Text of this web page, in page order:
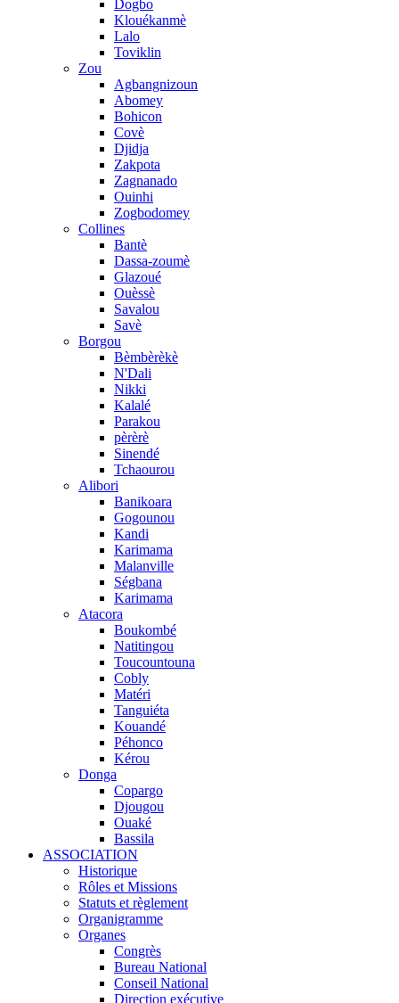
Dogbo
Klouékanmè
Lalo
Toviklin
Zou
Agbangnizoun
Abomey
Bohicon
Covè
Djidja
Zakpota
Zagnanado
Ouinhi
Zogbodomey
Collines
Bantè
Dassa-zoumè
Glazoué
Ouèssè
Savalou
Savè
Borgou
Bèmbèrèkè
N'Dali
Nikki
Kalalé
Parakou
pèrèrè
Sinendé
Tchaourou
Alibori
Banikoara
Gogounou
Kandi
Karimama
Malanville
Ségbana
Karimama
Atacora
Boukombé
Natitingou
Toucountouna
Cobly
Matéri
Tanguiéta
Kouandé
Péhonco
Kérou
Donga
Copargo
Djougou
Ouaké
Bassila
ASSOCIATION
Historique
Rôles et Missions
Statuts et règlement
Organigramme
Organes
Congrès
Bureau National
Conseil National
Direction exécutive